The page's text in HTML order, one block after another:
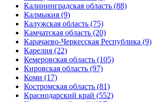
Калининградская область (88)
Калмыкия (9)
Калужская область (75)
Камчатская область (20)
Карачаево-Черкесская Республика (9)
Карелия (22)
Кемеровская область (105)
Кировская область (97)
Коми (17)
Костромская область (81)
Краснодарский край (552)